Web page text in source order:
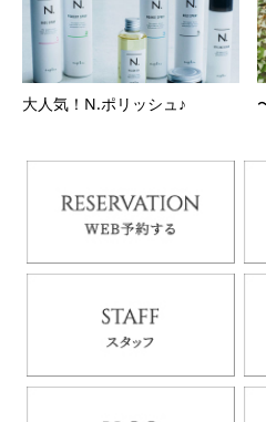
大人気！N.ポリッシュ♪